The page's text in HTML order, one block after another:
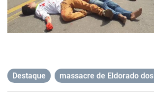
Destaque massacre de Eldorado